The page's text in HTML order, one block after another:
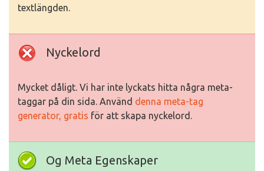
textlängden.
Nyckelord
Mycket dåligt. Vi har inte lyckats hitta några meta-
taggar på din sida. Använd denna meta-tag
generator, gratis för att skapa nyckelord.
Og Meta Egenskaper